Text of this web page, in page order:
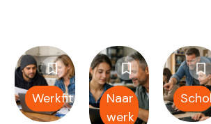
Werkfit
Naar
werk